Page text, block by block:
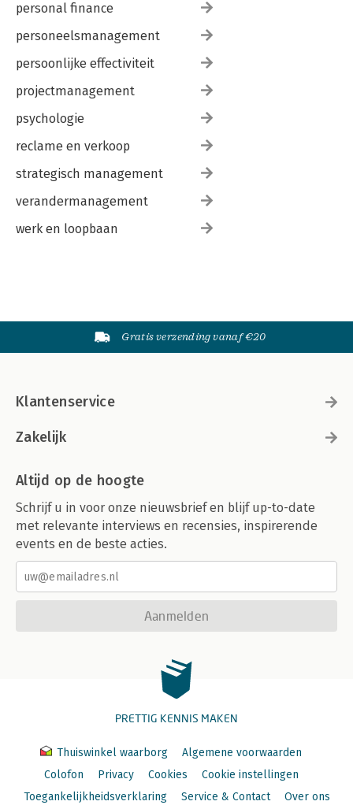
personal finance
personeelsmanagement
persoonlijke effectiviteit
projectmanagement
psychologie
reclame en verkoop
strategisch management
verandermanagement
werk en loopbaan
Gratis verzending vanaf €20
Klantenservice
Zakelijk
Altijd op de hoogte
Schrijf u in voor onze nieuwsbrief en blijf up-to-date
met relevante interviews en recensies, inspirerende
events en de beste acties.
Aanmelden
PRETTIG KENNIS MAKEN
Thuiswinkel waarborg
Algemene voorwaarden
Colofon
Privacy Cookies
Cookie instellingen
Toegankelijkheidsverklaring
Service & Contact Over ons